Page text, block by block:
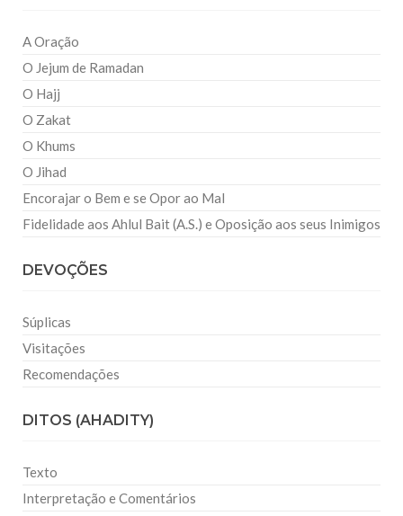
A Oração
O Jejum de Ramadan
O Hajj
O Zakat
O Khums
O Jihad
Encorajar o Bem e se Opor ao Mal
Fidelidade aos Ahlul Bait (A.S.) e Oposição aos seus Inimigos
DEVOÇÕES
Súplicas
Visitações
Recomendações
DITOS (AHADITY)
Texto
Interpretação e Comentários